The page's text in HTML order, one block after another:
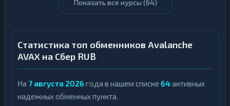
Показать все курсы (64)
Статистика топ обменников Avalanche
AVAX на Сбер RUB
На 7 августа 2026 года в нашем списке 64активных
надежных обменных пункта.